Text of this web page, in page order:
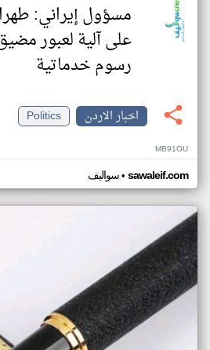
مسؤول إيراني:
على آلية لعبور
رسوم خدماتية
اخبار الاردن
Politics
MB91OU
سواليف• sawaleif.com